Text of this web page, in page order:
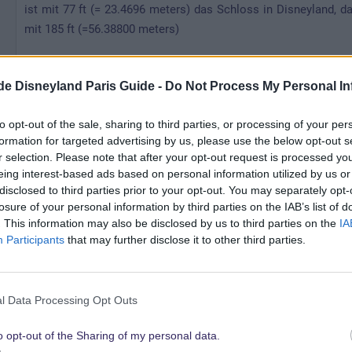
Disneyland Paris Guide - Do Not Process My Personal
opt-out of the sale, sharing to third parties, or processing of your
for targeted advertising by us, please use the below opt-out
selection. Please note that after your opt-out request is processed
interest-based ads based on personal information utilized by us
to third parties prior to your opt-out. You may separately
of your personal information by third parties on the IAB’s list of
This information may also be disclosed by us to third parties on the
Participants that may further disclose it to other third parties.
Data Processing Opt Outs
opt-out of the Sharing of my personal data.
ist mit 77 ft (= 23.4696 meters) das Schloss in Disneyland,
mit 185 ft (=56.38800 meters)
-Indiana Jones et le Temple du Peril in Disneyland Paris die
-Big Thunder Mountain in Disneyland Paris der einzigste ist
auf die "Insel" führt?
-im Phantom Manor genau 999 Geisterhafte Wesen Hausen?
-echtes 24Karat Blattgold verwendet wird in der Attraktion Le
Goldenen Schimmer bekommen zu lassen?
-die Pferde in Le Carrousel de Lancelot 70 an der Zahl
-es eine Attraktion gibt die es ausschließlich nur in
zwei Attraktionen nämlich noch Les Pirouttes de Vieux Moulin